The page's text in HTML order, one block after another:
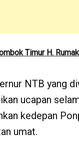
Timur H.
NTB yang
ucapan
kedepan
umat.